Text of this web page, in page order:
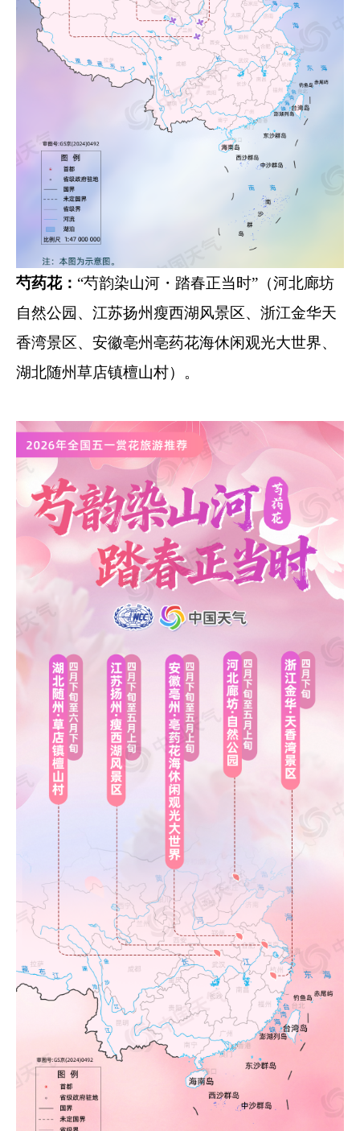
芍药花： “芍韵染山河・踏春正当时”（河北廊坊
自然公园、江苏扬州瘦西湖风景区、浙江金华天
香湾景区、安徽亳州亳药花海休闲观光大世界、
湖北随州草店镇檀山村）。